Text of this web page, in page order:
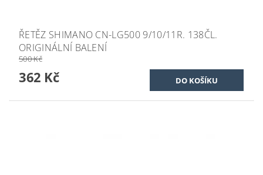
ŘETĚZ SHIMANO CN-LG500 9/10/11R. 138ČL.
ORIGINÁLNÍ BALENÍ
500 Kč
362 Kč